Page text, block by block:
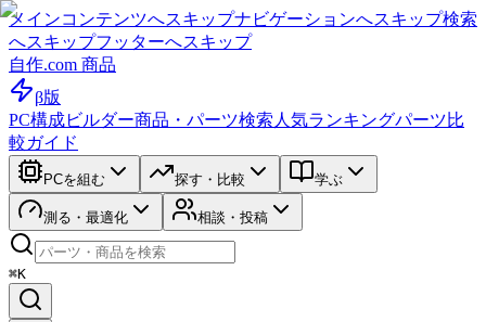
メインコンテンツへスキップナビゲーションへスキップ検索
へスキップフッターへスキップ
自作.com 商品
β版
PC構成ビルダー商品・パーツ検索 人気ランキングパーツ比
較ガイド
PCを組む 探す・比較 学ぶ
測る・最適化 相談・投稿
⌘K